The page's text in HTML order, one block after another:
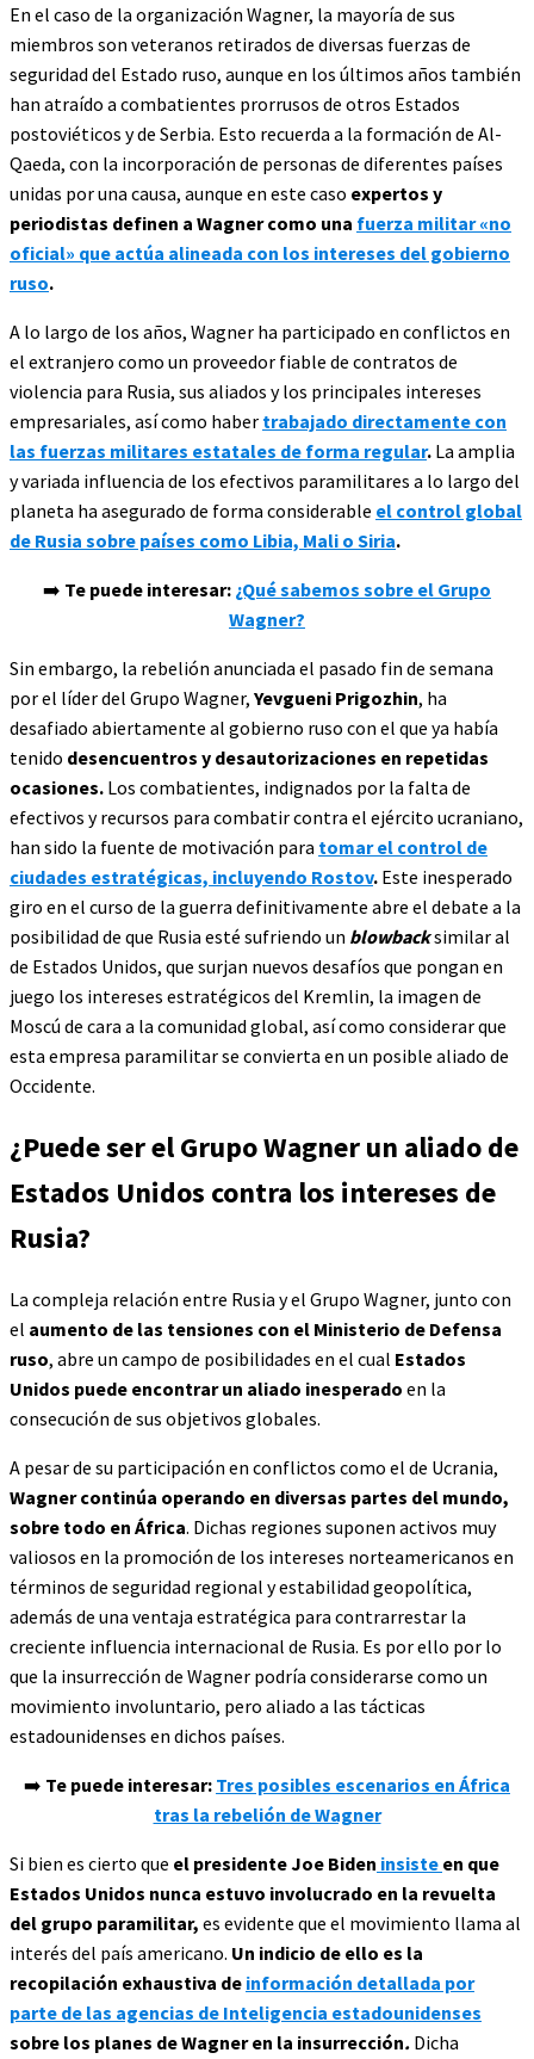
En el caso de la organización Wagner, la mayoría de sus
miembros son veteranos retirados de diversas fuerzas de
seguridad del Estado ruso, aunque en los últimos años también
han atraído a combatientes prorrusos de otros Estados
postoviéticos y de Serbia. Esto recuerda a la formación de Al-
Qaeda, con la incorporación de personas de diferentes países
unidas por una causa, aunque en este caso expertos y
periodistas definen a Wagner como una fuerza militar «no
oficial» que actúa alineada con los intereses del gobierno
ruso.
A lo largo de los años, Wagner ha participado en conflictos en
el extranjero como un proveedor fiable de contratos de
violencia para Rusia, sus aliados y los principales intereses
empresariales, así como haber trabajado directamente con
las fuerzas militares estatales de forma regular. La amplia
y variada influencia de los efectivos paramilitares a lo largo del
planeta ha asegurado de forma considerable el control global
de Rusia sobre países como Libia, Mali o Siria.
➡️ Te puede interesar: ¿Qué sabemos sobre el Grupo
Wagner?
Sin embargo, la rebelión anunciada el pasado fin de semana
por el líder del Grupo Wagner, Yevgueni Prigozhin, ha
desafiado abiertamente al gobierno ruso con el que ya había
tenido desencuentros y desautorizaciones en repetidas
ocasiones. Los combatientes, indignados por la falta de
efectivos y recursos para combatir contra el ejército ucraniano,
han sido la fuente de motivación para tomar el control de
ciudades estratégicas, incluyendo Rostov. Este inesperado
giro en el curso de la guerra definitivamente abre el debate a la
posibilidad de que Rusia esté sufriendo un blowbacksimilar al
de Estados Unidos, que surjan nuevos desafíos que pongan en
juego los intereses estratégicos del Kremlin, la imagen de
Moscú de cara a la comunidad global, así como considerar que
esta empresa paramilitar se convierta en un posible aliado de
Occidente.
¿Puede ser el Grupo Wagner un aliado de
Estados Unidos contra los intereses de
Rusia?
La compleja relación entre Rusia y el Grupo Wagner, junto con
el aumento de las tensiones con el Ministerio de Defensa
ruso, abre un campo de posibilidades en el cual Estados
Unidos puede encontrar un aliado inesperado en la
consecución de sus objetivos globales.
A pesar de su participación en conflictos como el de Ucrania,
Wagner continúa operando en diversas partes del mundo,
sobre todo en África. Dichas regiones suponen activos muy
valiosos en la promoción de los intereses norteamericanos en
términos de seguridad regional y estabilidad geopolítica,
además de una ventaja estratégica para contrarrestar la
creciente influencia internacional de Rusia. Es por ello por lo
que la insurrección de Wagner podría considerarse como un
movimiento involuntario, pero aliado a las tácticas
estadounidenses en dichos países.
➡️ Te puede interesar: Tres posibles escenarios en África
tras la rebelión de Wagner
Si bien es cierto que el presidente Joe Biden insiste en que
Estados Unidos nunca estuvo involucrado en la revuelta
del grupo paramilitar, es evidente que el movimiento llama al
interés del país americano. Un indicio de ello es la
recopilación exhaustiva de información detallada por
parte de las agencias de Inteligencia estadounidenses
sobre los planes de Wagner en la insurrección. Dicha